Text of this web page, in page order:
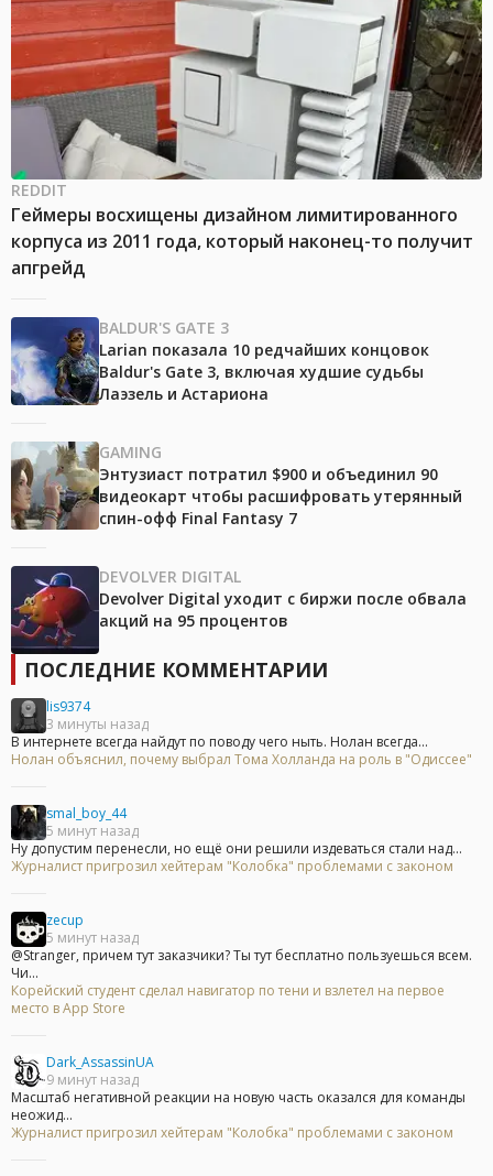
REDDIT
Геймеры восхищены дизайном лимитированного
корпуса из 2011 года, который наконец-то получит
апгрейд
BALDUR'S GATE 3
Larian показала 10 редчайших концовок
Baldur's Gate 3, включая худшие судьбы
Лаэзель и Астариона
GAMING
Энтузиаст потратил $900 и объединил 90
видеокарт чтобы расшифровать утерянный
спин-офф Final Fantasy 7
DEVOLVER DIGITAL
Devolver Digital уходит с биржи после обвала
акций на 95 процентов
ПОСЛЕДНИЕ КОММЕНТАРИИ
lis9374
3 минуты назад
В интернете всегда найдут по поводу чего ныть. Нолан всегда...
Нолан объяснил, почему выбрал Тома Холланда на роль в "Одиссее"
smal_boy_44
5 минут назад
Ну допустим перенесли, но ещё они решили издеваться стали над...
Журналист пригрозил хейтерам "Колобка" проблемами с законом
zecup
5 минут назад
@Stranger, причем тут заказчики? Ты тут бесплатно пользуешься всем.
Чи...
Корейский студент сделал навигатор по тени и взлетел на первое
место в App Store
Dark_AssassinUA
9 минут назад
Масштаб негативной реакции на новую часть оказался для команды
неожид...
Журналист пригрозил хейтерам "Колобка" проблемами с законом